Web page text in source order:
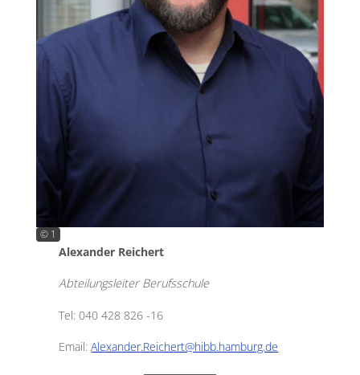
© 1
Alexander Reichert
Abteilungsleiter Berufsschule
Tel: 040 428 826 -16
Email:Alexander.Reichert@hibb.hamburg.de